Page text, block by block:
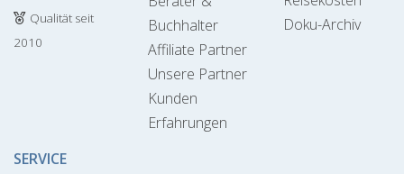
Qualität seit
2010
Buchhalter
Affiliate Partner
Unsere Partner
Kunden
Erfahrungen
Doku-Archiv
SERVICE